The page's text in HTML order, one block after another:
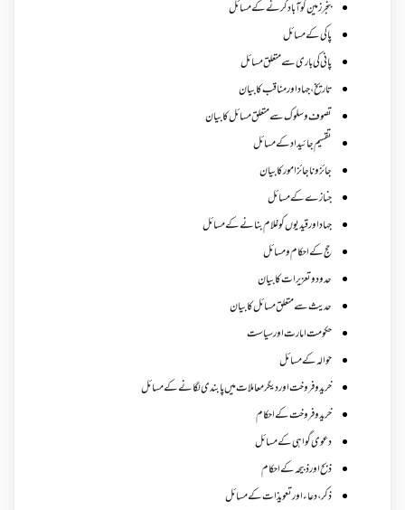
بنجر زمین کو آباد کرنے کے مسائل
پاکی کے مسائل
پانی کی باری سے متعلق مسائل
تاریخ،جہاد اور مناقب کا بیان
تصوف و سلوک سے متعلق مسائل کا بیان
تقسیم جائیداد کے مسائل
جائز و ناجائزامور کا بیان
جنازے کےمسائل
جہاد اور قیدیوں کو غلام بنانے کے مسائل
حج کے احکام ومسائل
حدود و تعزیرات کا بیان
حدیث سے متعلق مسائل کا بیان
حکومت امارت اور سیاست
حوالہ کے مسائل
خرید و فروخت اور دیگر معاملات میں پابندی لگانے کے مسائل
خرید و فروخت کے احکام
دعوی گواہی کے مسائل
ذبح اور ذبیحہ کے احکام
ذکر،دعاء اور تعویذات کے مسائل